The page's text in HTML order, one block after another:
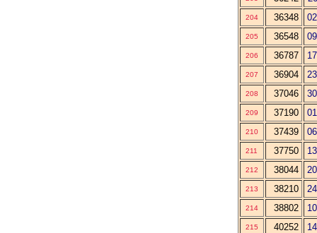
204 36348
205 36548
206 36787
207 36904
208 37046
209 37190
210 37439
211 37750
212 38044
213 38210
214 38802
215 40252